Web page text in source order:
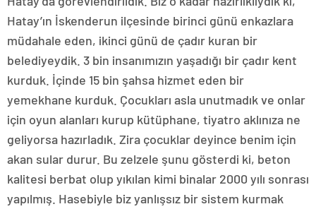
Hatay’ın İskenderun ilçesinde birinci günü enkazlara
müdahale eden, ikinci günü de çadır kuran bir
belediyeydik. 3 bin insanımızın yaşadığı bir çadır kent
kurduk. İçinde 15 bin şahsa hizmet eden bir
yemekhane kurduk. Çocukları asla unutmadık ve onlar
için oyun alanları kurup kütüphane, tiyatro aklınıza ne
geliyorsa hazırladık. Zira çocuklar deyince benim için
akan sular durur. Bu zelzele şunu gösterdi ki, beton
kalitesi berbat olup yıkılan kimi binalar 2000 yılı sonrası
yapılmış. Hasebiyle biz yanlışsız bir sistem kurmak